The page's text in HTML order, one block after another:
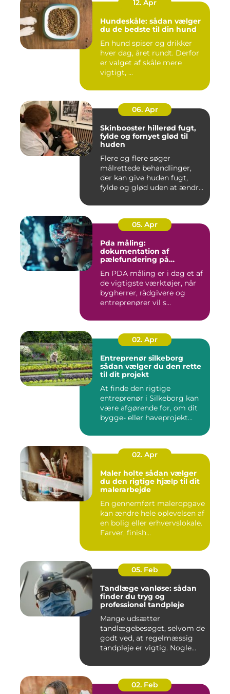
12. Apr
Hundeskåle: sådan vælger
du de bedste til din hund
En hund spiser og drikker
hver dag, året rundt. Derfor
er valget af skåle mere
vigtigt, ...
06. Apr
Skinbooster hillerød fugt,
fylde og fornyet glød til
huden
Flere og flere søger
målrettede behandlinger,
der kan give huden fugt,
fylde og glød uden at ændre
05. Apr
Pda måling:
dokumentation af
pælefundering på
En PDA måling er i dag et af
de vigtigste værktøjer, når
bygherrer, rådgivere og
entreprenører vil s...
02. Apr
Entreprenør silkeborg
sådan vælger du den rette
til dit projekt
At finde den rigtige
entreprenør i Silkeborg kan
være afgørende for, om dit
bygge- eller haveprojekt...
02. Apr
Maler holte sådan vælger
du den rigtige hjælp til dit
malerarbejde
En gennemført maleropgave
kan ændre hele oplevelsen af
en bolig eller erhvervslokale.
Farver, finish...
05. Feb
Tandlæge vanløse: sådan
finder du tryg og
professionel tandpleje
Mange udsætter
tandlægebesøget, selvom de
godt ved, at regelmæssig
tandpleje er vigtig. Nogle
02. Feb